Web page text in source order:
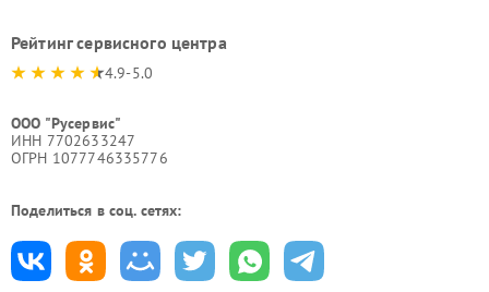
Рейтинг сервисного центра
4.9-5.0
ООО "Русервис"
ИНН 7702633247
ОГРН 1077746335776
Поделиться в соц. сетях: